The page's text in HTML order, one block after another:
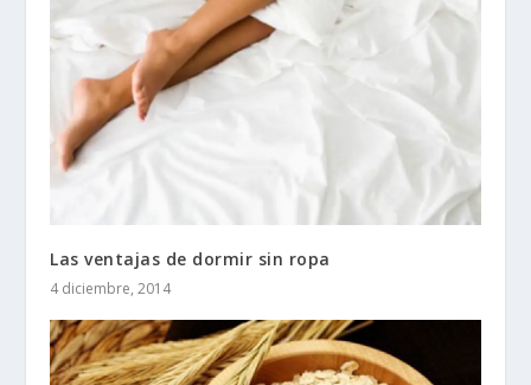
Las ventajas de dormir sin ropa
4 diciembre, 2014